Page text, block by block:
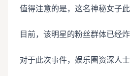
值得注意的是，这名神秘女子
目前，该明星的粉丝群体已经
对于此次事件，娱乐圈资深人